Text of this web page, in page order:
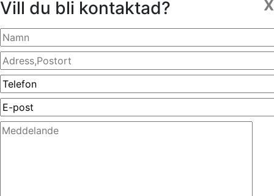
X
Vill du bli kontaktad?